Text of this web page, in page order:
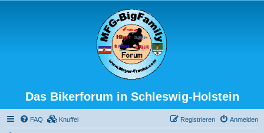
Das Bikerforum in Schleswig-Holstein
FAQ Knuffel Anmelden
Registrieren